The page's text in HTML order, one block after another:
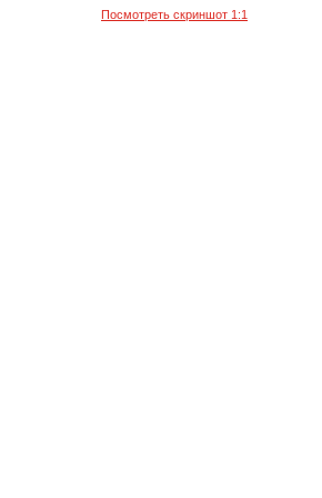
Посмотреть скриншот 1:1